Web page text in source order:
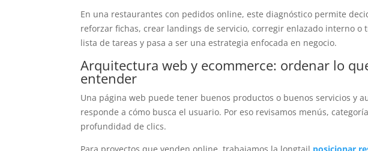
En una restaurantes con pedidos online, este diagnóstico permite
reforzar fichas, crear landings de servicio, corregir enlazado interno o
lista de tareas y pasa a ser una estrategia enfocada en negocio.
Arquitectura web y ecommerce: ordenar lo
entender
Una página web puede tener buenos productos o buenos servicios y
responde a cómo busca el usuario. Por eso revisamos menús,
profundidad de clics.